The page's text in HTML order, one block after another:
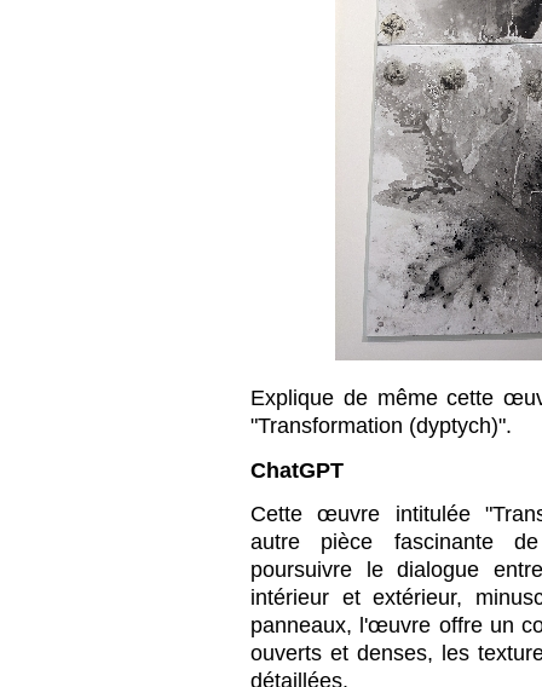
Explique de même cette
"Transformation (dyptych)".
ChatGPT
Cette œuvre intitulée
autre pièce fascinante
poursuivre le dialogue
intérieur et extérieur,
panneaux, l'œuvre offre un
ouverts et denses, les
détaillées.